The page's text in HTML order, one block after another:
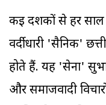
कई दशकों से हर साल
वर्दीधारी 'सैनिक'
होते हैं. यह 'सेना'
और समाजवादी